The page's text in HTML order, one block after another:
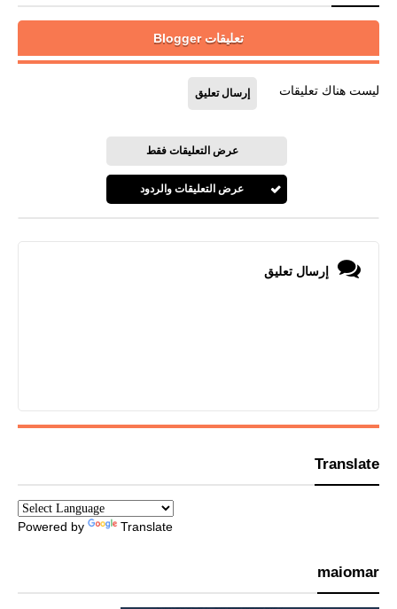
تعليقات Blogger
ليست هناك تعليقات إرسال تعليق
عرض التعليقات فقط
عرض التعليقات والردود
إرسال تعليق
Translate
Powered by Translate
maiomar